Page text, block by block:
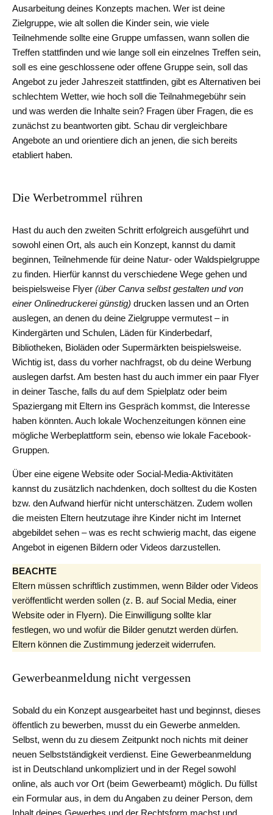
Ausarbeitung deines Konzepts machen. Wer ist deine
Zielgruppe, wie alt sollen die Kinder sein, wie viele
Teilnehmende sollte eine Gruppe umfassen, wann sollen die
Treffen stattfinden und wie lange soll ein einzelnes Treffen sein,
soll es eine geschlossene oder offene Gruppe sein, soll das
Angebot zu jeder Jahreszeit stattfinden, gibt es Alternativen bei
schlechtem Wetter, wie hoch soll die Teilnahmegebühr sein
und was werden die Inhalte sein? Fragen über Fragen, die es
zunächst zu beantworten gibt. Schau dir vergleichbare
Angebote an und orientiere dich an jenen, die sich bereits
etabliert haben.
Die Werbetrommel rühren
Hast du auch den zweiten Schritt erfolgreich ausgeführt und
sowohl einen Ort, als auch ein Konzept, kannst du damit
beginnen, Teilnehmende für deine Natur- oder Waldspielgruppe
zu finden. Hierfür kannst du verschiedene Wege gehen und
beispielsweise Flyer (über Canva selbst gestalten und von
einer Onlinedruckerei günstig) drucken lassen und an Orten
auslegen, an denen du deine Zielgruppe vermutest – in
Kindergärten und Schulen, Läden für Kinderbedarf,
Bibliotheken, Bioläden oder Supermärkten beispielsweise.
Wichtig ist, dass du vorher nachfragst, ob du deine Werbung
auslegen darfst. Am besten hast du auch immer ein paar Flyer
in deiner Tasche, falls du auf dem Spielplatz oder beim
Spaziergang mit Eltern ins Gespräch kommst, die Interesse
haben könnten. Auch lokale Wochenzeitungen können eine
mögliche Werbeplattform sein, ebenso wie lokale Facebook-
Gruppen.
Über eine eigene Website oder Social-Media-Aktivitäten
kannst du zusätzlich nachdenken, doch solltest du die Kosten
bzw. den Aufwand hierfür nicht unterschätzen. Zudem wollen
die meisten Eltern heutzutage ihre Kinder nicht im Internet
abgebildet sehen – was es recht schwierig macht, das eigene
Angebot in eigenen Bildern oder Videos darzustellen.
BEACHTE
Eltern müssen schriftlich zustimmen, wenn Bilder oder Videos
veröffentlicht werden sollen (z. B. auf Social Media, einer
Website oder in Flyern). Die Einwilligung sollte klar
festlegen, wo und wofür die Bilder genutzt werden dürfen.
Eltern können die Zustimmung jederzeit widerrufen.
Gewerbeanmeldung nicht vergessen
Sobald du ein Konzept ausgearbeitet hast und beginnst, dieses
öffentlich zu bewerben, musst du ein Gewerbe anmelden.
Selbst, wenn du zu diesem Zeitpunkt noch nichts mit deiner
neuen Selbstständigkeit verdienst. Eine Gewerbeanmeldung
ist in Deutschland unkompliziert und in der Regel sowohl
online, als auch vor Ort (beim Gewerbeamt) möglich. Du füllst
ein Formular aus, in dem du Angaben zu deiner Person, dem
Inhalt deines Gewerbes und der Rechtsform machst und